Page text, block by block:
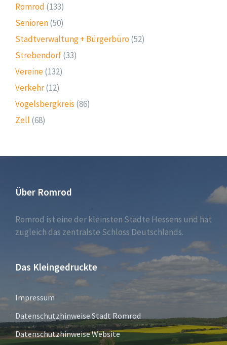
Romrod (133)
Senioren(50)
Stadtverwaltung + Bürgerbüro (52)
Strebendorf(33)
Vereine(132)
Verkehr(12)
Vogelsbergkreis (86)
Zell (68)
Über Romrod
Romrod ist eine der kleinsten Städte Hessens und hat
zugleich das zentralste Schloss Deutschlands.
Das Kleingedruckte
Impressum
Datenschutzhinweise Stadt Romrod
Datenschutzhinweise Website